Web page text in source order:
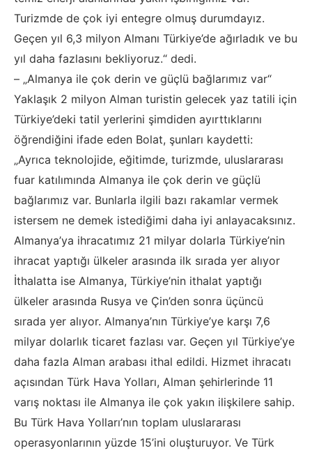
Turizmde de çok iyi entegre olmuş durumdayız.
Geçen yıl 6,3 milyon Almanı Türkiye’de ağırladık ve bu
yıl daha fazlasını bekliyoruz.“ dedi.
– „Almanya ile çok derin ve güçlü bağlarımız var“
Yaklaşık 2 milyon Alman turistin gelecek yaz tatili için
Türkiye’deki tatil yerlerini şimdiden ayırttıklarını
öğrendiğini ifade eden Bolat, şunları kaydetti:
„Ayrıca teknolojide, eğitimde, turizmde, uluslararası
fuar katılımında Almanya ile çok derin ve güçlü
bağlarımız var. Bunlarla ilgili bazı rakamlar vermek
istersem ne demek istediğimi daha iyi anlayacaksınız.
Almanya’ya ihracatımız 21 milyar dolarla Türkiye’nin
ihracat yaptığı ülkeler arasında ilk sırada yer alıyor
İthalatta ise Almanya, Türkiye’nin ithalat yaptığı
ülkeler arasında Rusya ve Çin’den sonra üçüncü
sırada yer alıyor. Almanya’nın Türkiye’ye karşı 7,6
milyar dolarlık ticaret fazlası var. Geçen yıl Türkiye’ye
daha fazla Alman arabası ithal edildi. Hizmet ihracatı
açısından Türk Hava Yolları, Alman şehirlerinde 11
varış noktası ile Almanya ile çok yakın ilişkilere sahip.
Bu Türk Hava Yolları’nın toplam uluslararası
operasyonlarının yüzde 15’ini oluşturuyor. Ve Türk